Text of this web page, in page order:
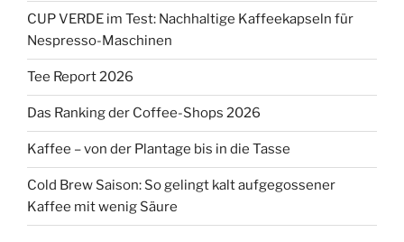
CUP VERDE im Test: Nachhaltige Kaffeekapseln für
Nespresso-Maschinen
Tee Report 2026
Das Ranking der Coffee-Shops 2026
Kaffee – von der Plantage bis in die Tasse
Cold Brew Saison: So gelingt kalt aufgegossener
Kaffee mit wenig Säure